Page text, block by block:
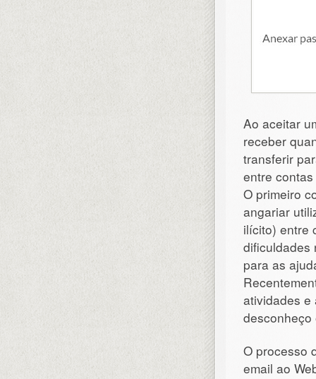
Ao aceitar
receber
transferir
entre contas
O primeiro
angariar
ilícito) entre
dificuldades
para as
atividades e
O processo
email ao